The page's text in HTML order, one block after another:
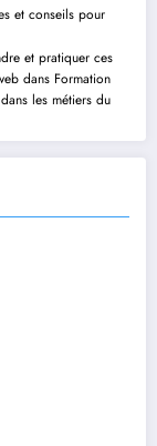
et conseils pour
et pratiquer ces
dans Formation
les métiers du